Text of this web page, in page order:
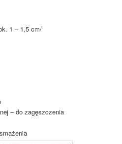
1 – 1,5 cm/
– do zagęszczenia